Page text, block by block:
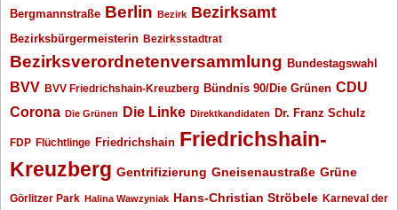
Bergmannstraße Berlin Bezirk Bezirksamt
Bezirksbürgermeisterin Bezirksstadtrat
Bezirksverordnetenversammlung Bundestagswahl
BVV BVV Friedrichshain-Kreuzberg Bündnis 90/Die Grünen CDU
Corona Die Grünen Die Linke Direktkandidaten Dr. Franz Schulz
FDP Flüchtlinge Friedrichshain Friedrichshain-
Kreuzberg Gentrifizierung Gneisenaustraße Grüne
Görlitzer Park Halina Wawzyniak Hans-Christian Ströbele Karneval der